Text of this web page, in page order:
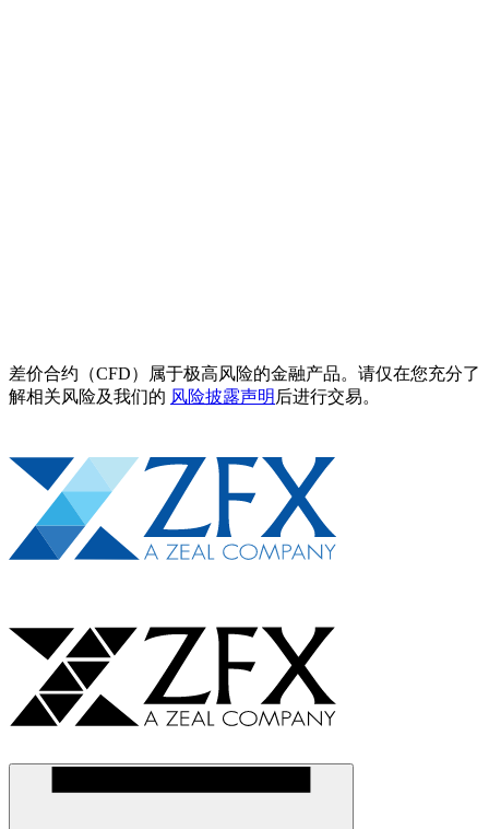
差价合约（CFD）属于极高风险的金融产品。请仅在您充分了
解相关风险及我们的 风险披露声明 后进行交易。